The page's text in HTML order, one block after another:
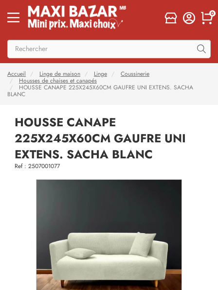
0
Accueil Linge de maison Linge
Coussinerie
Housses de chaises et canapés
HOUSSE CANAPE 225X245X60CM GAUFRE UNI EXTENS. SACHA
BLANC
HOUSSE CANAPE
225X245X60CM GAUFRE UNI
EXTENS. SACHA BLANC
Ref : 2507001077